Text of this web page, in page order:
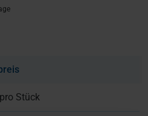
pro Stück